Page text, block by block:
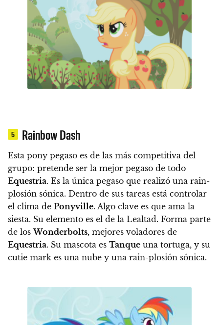
5 Rainbow Dash
Esta pony pegaso es de las más competitiva del
grupo: pretende ser la mejor pegaso de todo
Equestria. Es la única pegaso que realizó una rain-
plosión sónica. Dentro de sus tareas está controlar
el clima de Ponyville. Algo clave es que ama la
siesta. Su elemento es el de la Lealtad. Forma parte
de losWonderbolts, mejores voladores de
Equestria. Su mascota es Tanque una tortuga, y su
cutie mark es una nube y una rain-plosión sónica.